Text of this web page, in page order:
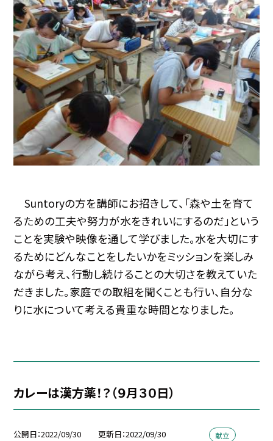
Suntoryの方を講師にお招きして、「森や土を育て
るための工夫や努力が水をきれいにするのだ」という
ことを実験や映像を通して学びました。水を大切にす
るためにどんなことをしたいかをミッションを楽しみ
ながら考え、行動し続けることの大切さを教えていた
だきました。家庭での取組を聞くことも行い、自分な
りに水について考える貴重な時間となりました。
カレーは漢方薬！？（９月３０日）
公開日 2022/09/30 更新日 2022/09/30 献立